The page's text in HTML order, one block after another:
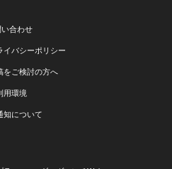
合わせ
イバシーポリシー
をご検討の方へ
用環境
知について